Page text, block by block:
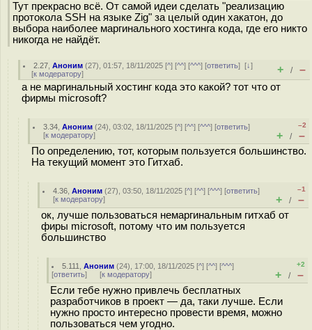
Тут прекрасно всё. От самой идеи сделать "реализацию
протокола SSH на языке Zig" за целый один хакатон, до
выбора наиболее маргинального хостинга кода, где его никто
никогда не найдёт.
2.27 ,Аноним (27), 01:57, 18/11/2025 [^] [^^] [^^^] [ответить][↓]
[к модератору] + / –
а не маргинальный хостинг кода это какой? тот что от
фирмы microsoft?
3.34 ,Аноним (24), 03:02, 18/11/2025 [^] [^^] [^^^] [ответить]
[к модератору]
–2
+ / –
По определению, тот, которым пользуется большинство.
На текущий момент это Гитхаб.
4.36 ,Аноним (27), 03:50, 18/11/2025 [^] [^^] [^^^] [ответить]
[к модератору]
–1
+ / –
ок, лучше пользоваться немаргинальным гитхаб от
фиры microsoft, потому что им пользуется
большинство
5.111 ,Аноним (24), 17:00, 18/11/2025 [^] [^^] [^^^]
[ответить] [к модератору]
+2
+ / –
Если тебе нужно привлечь бесплатных
разработчиков в проект — да, таки лучше. Если
нужно просто интересно провести время, можно
пользоваться чем угодно.